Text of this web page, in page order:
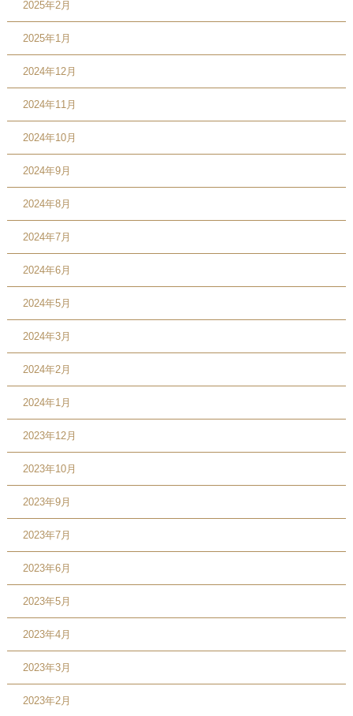
2025年2月
2025年1月
2024年12月
2024年11月
2024年10月
2024年9月
2024年8月
2024年7月
2024年6月
2024年5月
2024年3月
2024年2月
2024年1月
2023年12月
2023年10月
2023年9月
2023年7月
2023年6月
2023年5月
2023年4月
2023年3月
2023年2月